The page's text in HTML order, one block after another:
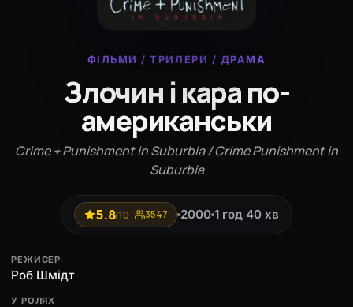
ФІЛЬМИ /ТРИЛЕРИ / ДРАМА
Злочин і кара по-
американськи
Crime + Punishment in Suburbia / Сrime Punishment in
Suburbia
5.8/10 3547 2000 1 год 40 хв
РЕЖИСЕР
Роб Шмідт
У РОЛЯХ